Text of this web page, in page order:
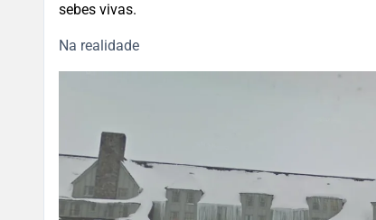
sebes vivas.
Na realidade